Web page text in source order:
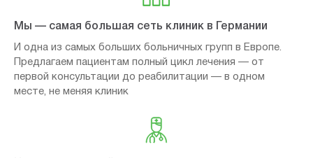
Мы — самая большая сеть клиник в Германии
И одна из самых больших больничных групп в Европе.
Предлагаем пациентам полный цикл лечения — от
первой консультации до реабилитации — в одном
месте, не меняя клиник